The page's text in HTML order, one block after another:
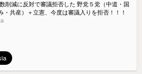
削減に反対で審議拒否した 野党５党（中道・国
・共産）＋立憲、今度は審議入りを拒否！！！